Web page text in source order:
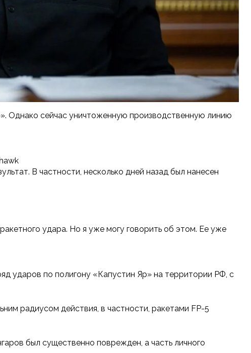
Однако сейчас уничтоженную производственную линию
В частности, несколько дней назад был нанесен
удара. Но я уже могу говорить об этом. Ее уже
ударов по полигону «Капустин Яр» на территории РФ, с
радиусом действия, в частности, ракетами FP-5
был существенно поврежден, а часть личного